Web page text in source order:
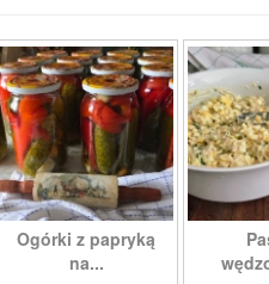
Ogórki z papryką
na...